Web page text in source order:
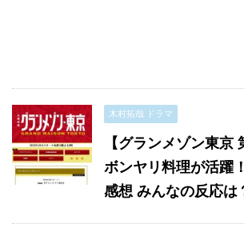
木村拓哉 ドラマ
【グランメゾン東京
ボンヤリ料理が活躍
感想 みんなの反応は